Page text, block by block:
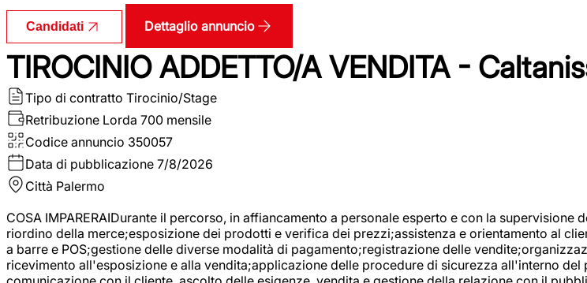
Candidati Dettaglio annuncio
TIROCINIO ADDETTO/A VENDITA -
Tipo di contratto Tirocinio/Stage
Retribuzione Lorda 700 mensile
Codice annuncio 350057
Data di pubblicazione 7/8/2026
Città Palermo
COSA IMPARERAIDurante il percorso, in affiancamento a personale esperto e con la
riordino della merce;esposizione dei prodotti e verifica dei prezzi;assistenza e orientamento al
a barre e POS;gestione delle diverse modalità di pagamento;registrazione delle
ricevimento all'esposizione e alla vendita;applicazione delle procedure di sicurezza all'interno